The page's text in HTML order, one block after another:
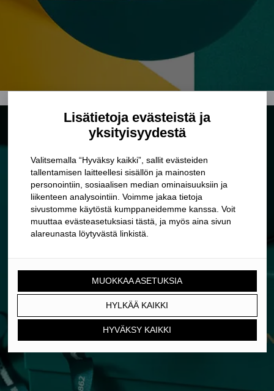
Lisätietoja evästeistä ja
yksityisyydestä
Valitsemalla “Hyväksy kaikki”, sallit evästeiden
tallentamisen laitteellesi sisällön ja mainosten
personointiin, sosiaalisen median ominaisuuksiin ja
liikenteen analysointiin. Voimme jakaa tietoja
sivustomme käytöstä kumppaneidemme kanssa. Voit
muuttaa evästeasetuksiasi tästä, ja myös aina sivun
alareunasta löytyvästä linkistä.
MUOKKAA ASETUKSIA
HYLKÄÄ KAIKKI
HYVÄKSY KAIKKI
LAHJAT VASTASYNTYNEELLE